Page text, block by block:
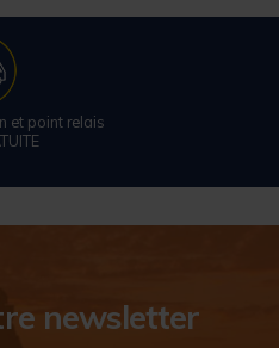
et point relais
newsletter